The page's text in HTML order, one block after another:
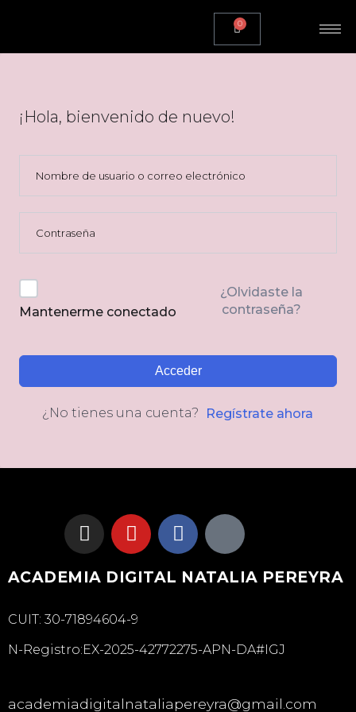
0
¡Hola, bienvenido de nuevo!
Mantenerme conectado
¿Olvidaste la
contraseña?
Acceder
¿No tienes una cuenta? Regístrate ahora
ACADEMIA DIGITAL NATALIA PEREYRA
CUIT: 30-71894604-9
N-Registro:EX-2025-42772275-APN-DA#IGJ
academiadigitalnataliapereyra@gmail.com